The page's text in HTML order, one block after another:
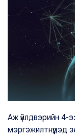
Аж үйлдвэрийн 4-
мэргэжилтнүүдэд